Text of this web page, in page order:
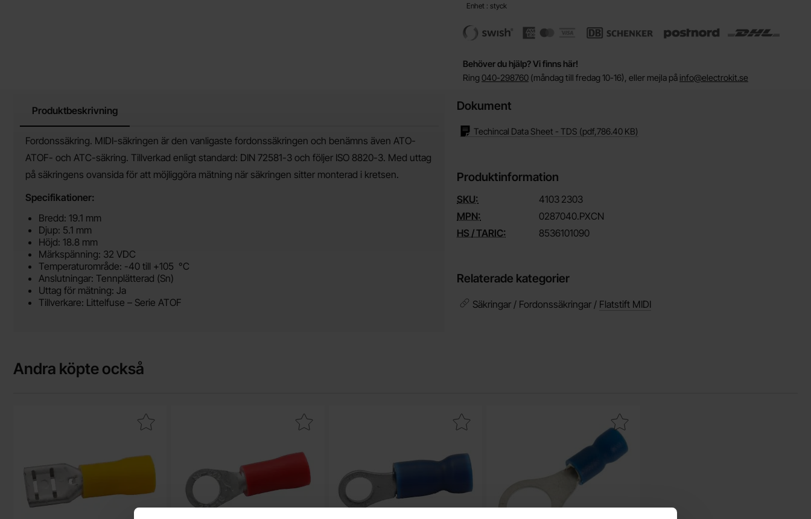
Enhet : styck
Behöver du hjälp? Vi finns här!
Ring 040-298760 (måndag till fredag 10-16), eller mejla på info@electrokit.se
Produktbeskrivning
Produktbeskrivning
Fordonssäkring. MIDI-säkringen är den vanligaste fordonssäkringen och benämns även ATO-
ATOF- och ATC-säkring. Tillverkad enligt standard: DIN 72581-3 och följer ISO 8820-3. Med uttag
på säkringens ovansida för att möjliggöra mätning när säkringen sitter monterad i kretsen.
Specifikationer:
Bredd: 19.1 mm
Djup: 5.1 mm
Höjd: 18.8 mm
Märkspänning: 32 VDC
Temperaturområde: -40 till +105 °C
Anslutningar: Tennplätterad (Sn)
Uttag för mätning: Ja
Tillverkare: Littelfuse – Serie ATOF
Dokument
Techincal Data Sheet - TDS (pdf,786.40 KB)
Produktinformation
SKU: 4103 2303
MPN:
0287040.PXCN
HS / TARIC:
8536101090
Relaterade kategorier
Säkringar / Fordonssäkringar / Flatstift MIDI
Andra köpte också
Makera flatstifthylsa 6.3x0.8mm gul som favoritMakera ringkabelsko 4.3mm röd som favoritMakera ringkabelsko 4.3mm blå som favoritMakera ringkabelsko 8.3mm blå som favorit